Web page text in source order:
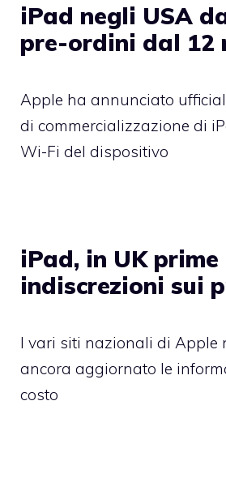
iPad negli USA
pre-ordini dal 12
Apple ha annunciato
di commercializzazione di
Wi-Fi del dispositivo
iPad, in UK prime
indiscrezioni sui
I vari siti nazionali di Apple
ancora aggiornato le
costo